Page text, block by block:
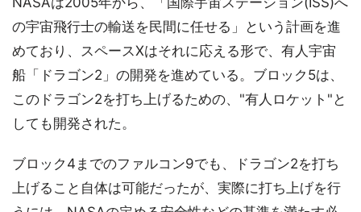
の宇宙飛行士の輸送を民間に任せる」という計画を進
めており、スペースXはそれに応える形で、有人宇宙
船「ドラゴン2」の開発を進めている。ブロック5は、
このドラゴン2を打ち上げるための、"有人ロケット"と
しても開発された。
ブロック4までのファルコン9でも、ドラゴン2を打ち
上げること自体は可能だったが、実際に打ち上げを行